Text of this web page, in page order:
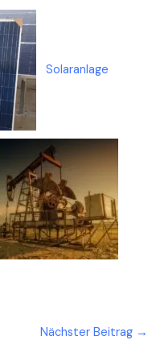
Solaranlage
Nächster Beitrag →